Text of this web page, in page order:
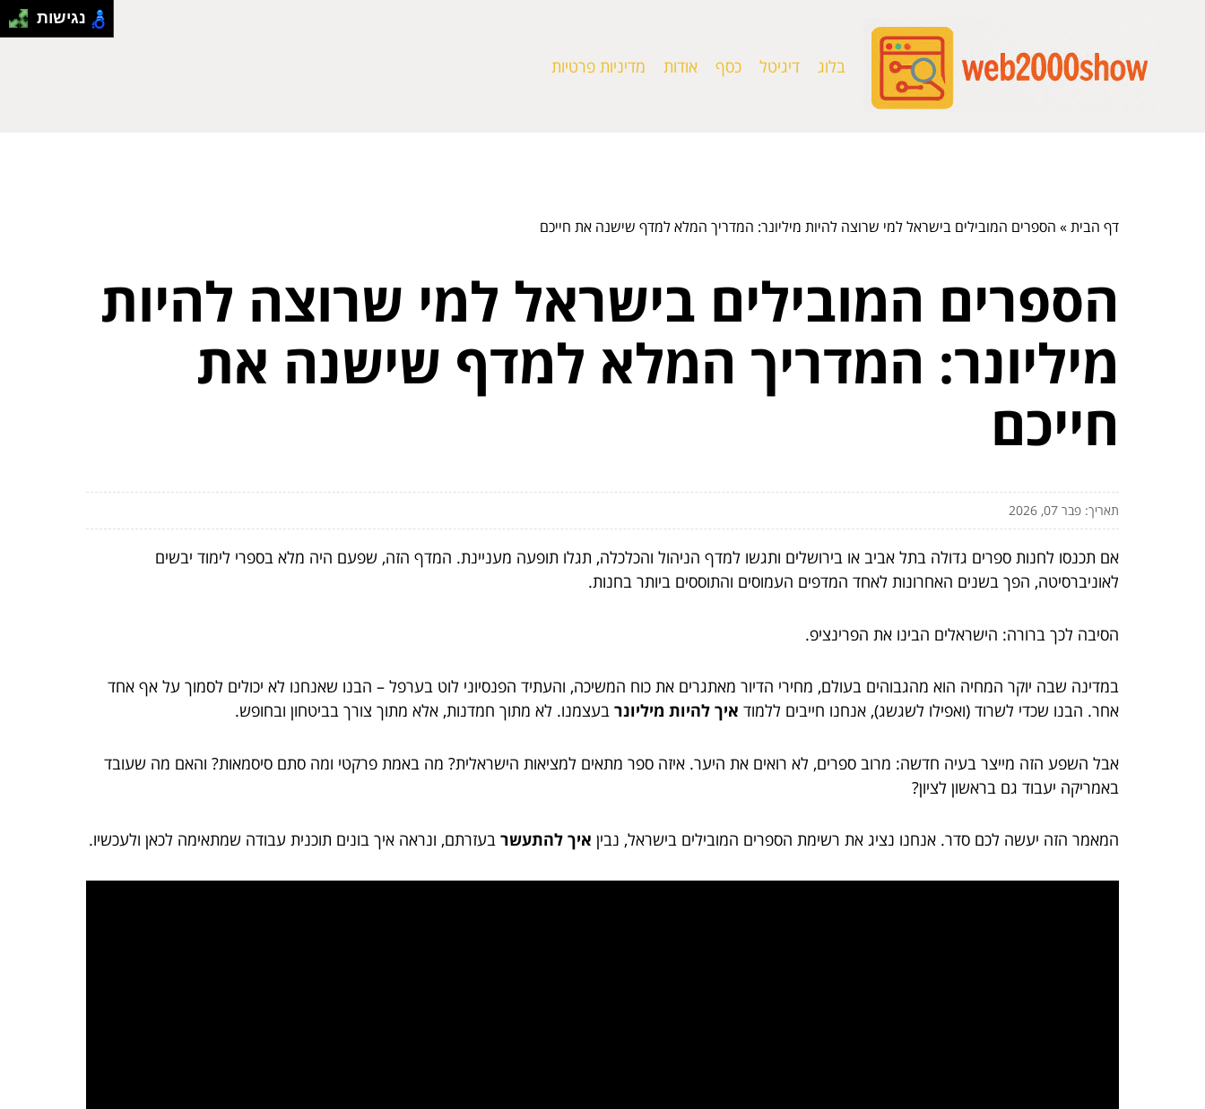
בלוג דיגיטל כסף אודות מדיניות פרטיות
דף הבית» הספרים המובילים בישראל למי שרוצה להיות מיליונר: המדריך המלא למדף שישנה את חייכם
הספרים המובילים בישראל למי שרוצה להיות
מיליונר: המדריך המלא למדף שישנה את
חייכם
תאריך: פבר 07, 2026
אם תכנסו לחנות ספרים גדולה בתל אביב או בירושלים ותגשו למדף הניהול והכלכלה, תגלו תופעה מעניינת. המדף הזה, שפעם היה מלא בספרי לימוד יבשים
לאוניברסיטה, הפך בשנים האחרונות לאחד המדפים העמוסים והתוססים ביותר בחנות.
הסיבה לכך ברורה: הישראלים הבינו את הפרינציפ.
במדינה שבה יוקר המחיה הוא מהגבוהים בעולם, מחירי הדיור מאתגרים את כוח המשיכה, והעתיד הפנסיוני לוט בערפל – הבנו שאנחנו לא יכולים לסמוך על אף אחד
אחר. הבנו שכדי לשרוד (ואפילו לשגשג), אנחנו חייבים ללמוד איך להיות מיליונר בעצמנו. לא מתוך חמדנות, אלא מתוך צורך בביטחון ובחופש.
אבל השפע הזה מייצר בעיה חדשה: מרוב ספרים, לא רואים את היער. איזה ספר מתאים למציאות הישראלית? מה באמת פרקטי ומה סתם סיסמאות? והאם מה שעובד
באמריקה יעבוד גם בראשון לציון?
המאמר הזה יעשה לכם סדר. אנחנו נציג את רשימת הספרים המובילים בישראל, נבין איך להתעשר בעזרתם, ונראה איך בונים תוכנית עבודה שמתאימה לכאן ולעכשיו.
נגישות